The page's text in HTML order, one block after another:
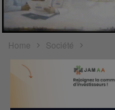
Home Société